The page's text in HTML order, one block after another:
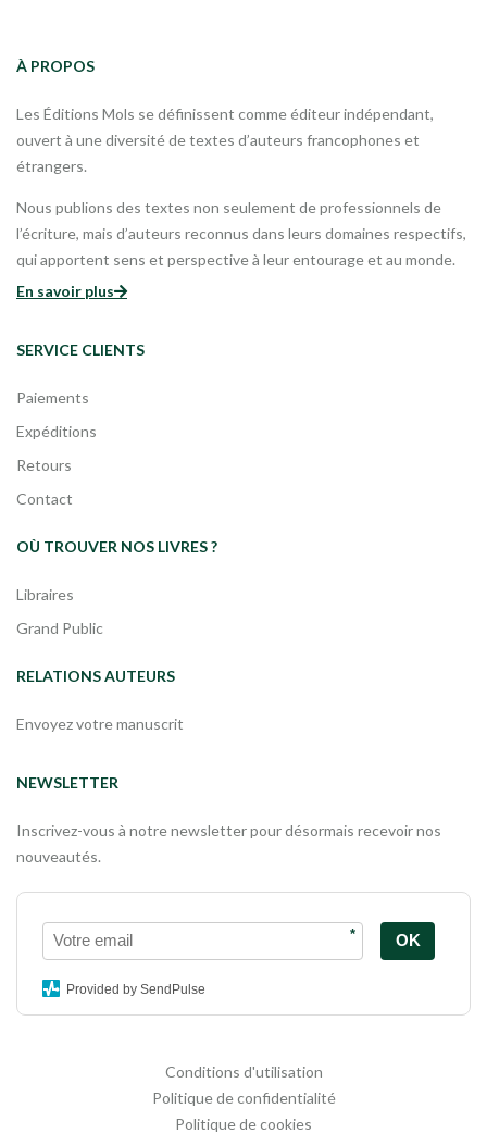
À PROPOS
Les Éditions Mols se définissent comme éditeur indépendant,
ouvert à une diversité de textes d’auteurs francophones et
étrangers.
Nous publions des textes non seulement de professionnels de
l’écriture, mais d’auteurs reconnus dans leurs domaines respectifs,
qui apportent sens et perspective à leur entourage et au monde.
En savoir plus
SERVICE CLIENTS
Paiements
Expéditions
Retours
Contact
OÙ TROUVER NOS LIVRES ?
Libraires
Grand Public
RELATIONS AUTEURS
Envoyez votre manuscrit
NEWSLETTER
Inscrivez-vous à notre newsletter pour désormais recevoir nos
nouveautés.
* OK
Provided by SendPulse
Conditions d'utilisation
Politique de confidentialité
Politique de cookies